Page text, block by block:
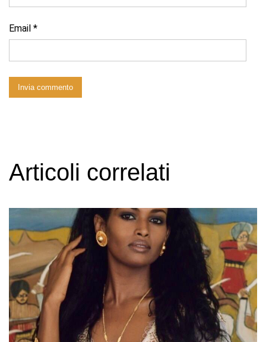
Email *
Articoli correlati